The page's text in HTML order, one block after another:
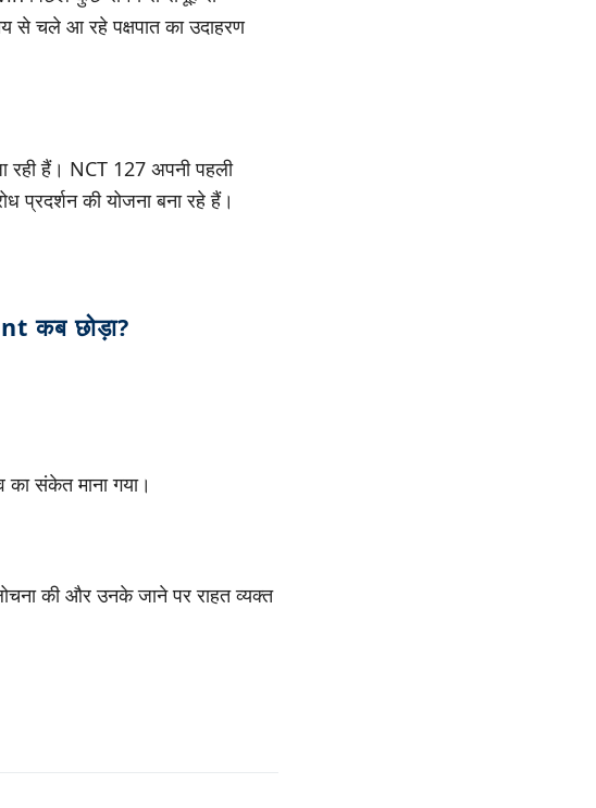
चले आ रहे पक्षपात का उदाहरण
हैं। NCT 127 अपनी पहली
की योजना बना रहे हैं।
कब छोड़ा?
संकेत माना गया।
की और उनके जाने पर राहत व्यक्त